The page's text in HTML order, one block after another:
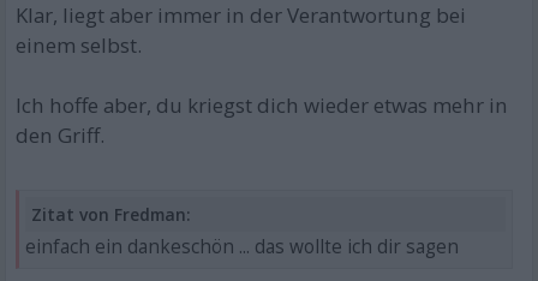
Klar, liegt aber immer in der Verantwortung bei
einem selbst.
Ich hoffe aber, du kriegst dich wieder etwas mehr in
den Griff.
Zitat von Fredman:
einfach ein dankeschön ... das wollte ich dir sagen